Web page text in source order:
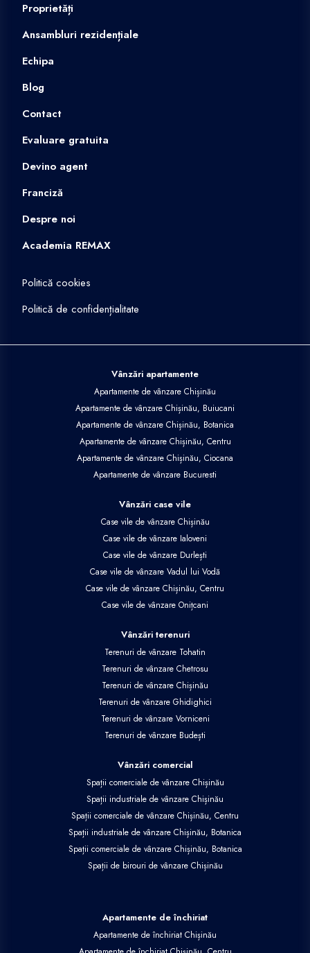
Proprietăți
Ansambluri rezidențiale
Echipa
Blog
Contact
Evaluare gratuita
Devino agent
Franciză
Despre noi
Academia REMAX
Politică cookies
Politică de confidențialitate
Vânzări apartamente
Apartamente de vânzare Chișinău
Apartamente de vânzare Chișinău, Buiucani
Apartamente de vânzare Chișinău, Botanica
Apartamente de vânzare Chișinău, Centru
Apartamente de vânzare Chișinău, Ciocana
Apartamente de vânzare Bucuresti
Vânzări case vile
Case vile de vânzare Chișinău
Case vile de vânzare Ialoveni
Case vile de vânzare Durlești
Case vile de vânzare Vadul lui Vodă
Case vile de vânzare Chișinău, Centru
Case vile de vânzare Onițcani
Vânzări terenuri
Terenuri de vânzare Tohatin
Terenuri de vânzare Chetrosu
Terenuri de vânzare Chișinău
Terenuri de vânzare Ghidighici
Terenuri de vânzare Vorniceni
Terenuri de vânzare Budești
Vânzări comercial
Spații comerciale de vânzare Chișinău
Spații industriale de vânzare Chișinău
Spații comerciale de vânzare Chișinău, Centru
Spații industriale de vânzare Chișinău, Botanica
Spații comerciale de vânzare Chișinău, Botanica
Spații de birouri de vânzare Chișinău
Apartamente de închiriat
Apartamente de închiriat Chișinău